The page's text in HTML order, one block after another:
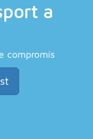
a
compromís